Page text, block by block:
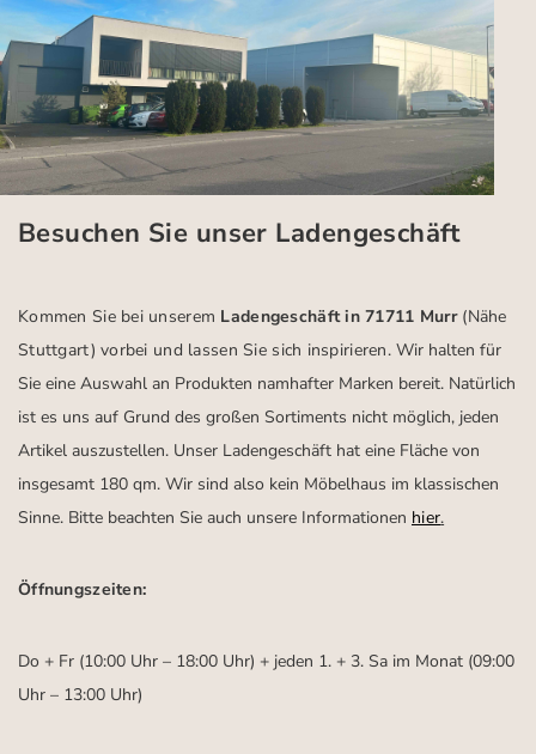
Besuchen Sie unser Ladengeschäft
Kommen Sie bei unserem Ladengeschäft in 71711 Murr (Nähe
Stuttgart) vorbei und lassen Sie sich inspirieren.Wir halten für
Sie eine Auswahl an Produkten namhafter Marken bereit. Natürlich
ist es uns auf Grund des großen Sortiments nicht möglich, jeden
Artikel auszustellen. Unser Ladengeschäft hat eine Fläche von
insgesamt 180 qm. Wir sind also kein Möbelhaus im klassischen
Sinne. Bitte beachten Sie auch unsere Informationen hier.
Öffnungszeiten:
Do + Fr (10:00 Uhr – 18:00 Uhr) + jeden 1. + 3. Sa im Monat (09:00
Uhr – 13:00 Uhr)